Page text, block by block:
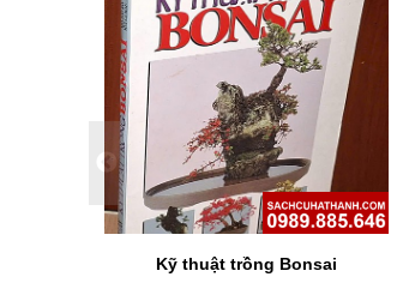
Kỹ thuật trồng Bonsai